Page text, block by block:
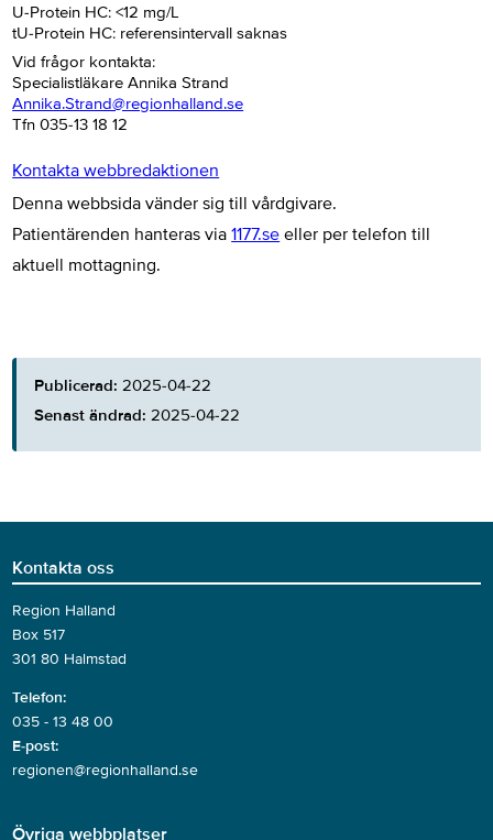
U-Protein HC: <12 mg/L
tU-Protein HC: referensintervall saknas
Vid frågor kontakta:
Specialistläkare Annika Strand
Annika.Strand@regionhalland.se
Tfn 035-13 18 12
Kontakta webbredaktionen
Denna webbsida vänder sig till vårdgivare.
Patientärenden hanteras via1177.se eller per telefon till
aktuell mottagning.
Publicerad: 2025-04-22
Senast ändrad: 2025-04-22
Kontakta oss
Region Halland
Box 517
301 80 Halmstad
Telefon:
035 - 13 48 00
E-post:
regionen@regionhalland.se
Övriga webbplatser